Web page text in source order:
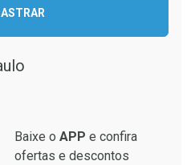
Baixe o APP e confira
ofertas e descontos